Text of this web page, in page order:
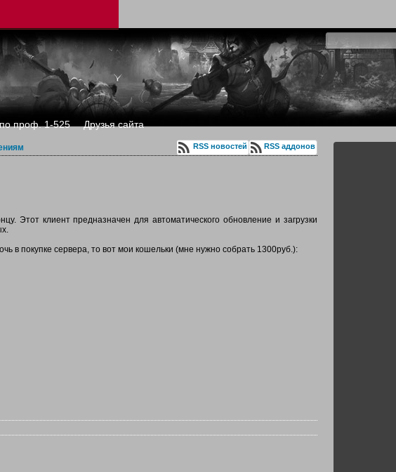
проф. 1-525 Друзья сайта
RSS новостей RSS аддонов
Этот клиент предназначен для автоматического обновление и загрузки
в покупке сервера, то вот мои кошельки (мне нужно собрать 1300руб.):